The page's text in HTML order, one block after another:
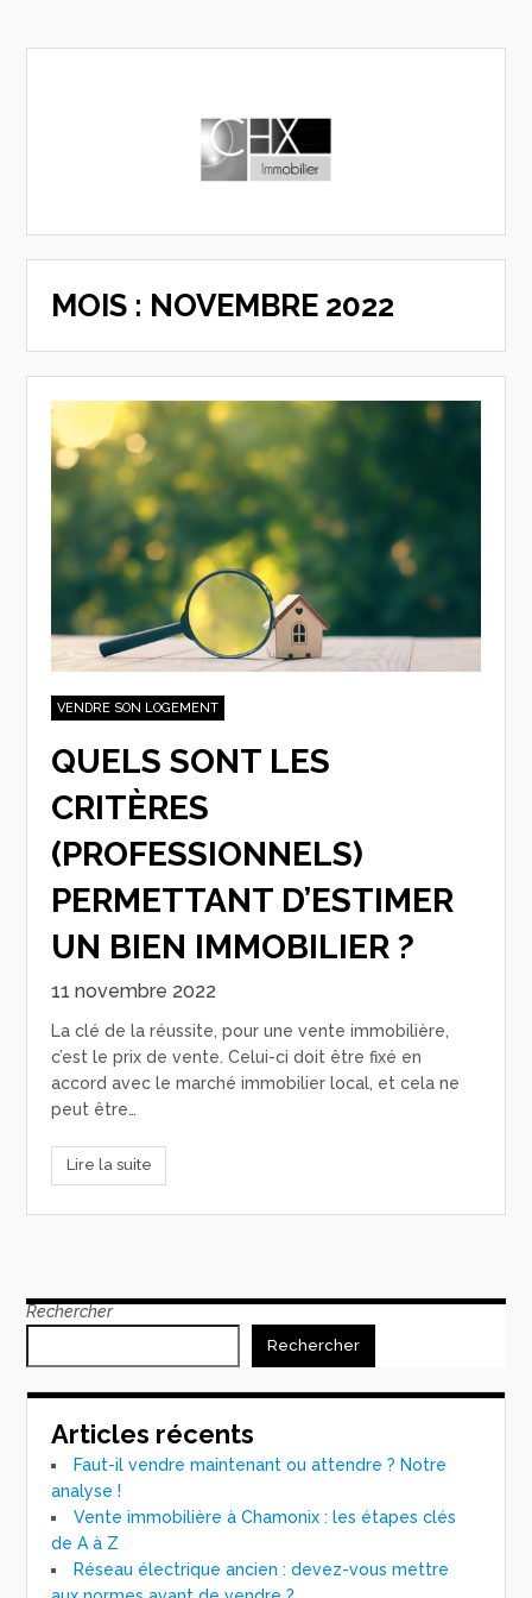
MOIS : NOVEMBRE 2022
VENDRE SON LOGEMENT
QUELS SONT LES
CRITÈRES
(PROFESSIONNELS)
PERMETTANT D’ESTIMER
UN BIEN IMMOBILIER ?
11 novembre 2022
La clé de la réussite, pour une vente immobilière,
c’est le prix de vente. Celui-ci doit être fixé en
accord avec le marché immobilier local, et cela ne
peut être…
Lire la suite
Rechercher
Rechercher
Articles récents
Faut-il vendre maintenant ou attendre ? Notre
analyse !
Vente immobilière à Chamonix : les étapes clés
de A à Z
Réseau électrique ancien : devez-vous mettre